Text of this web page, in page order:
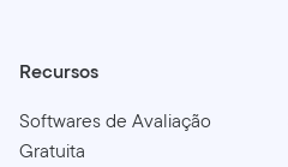
Recursos
Softwares de Avaliação
Gratuita